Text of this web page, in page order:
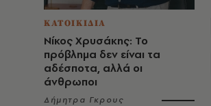
ΚΑΤΟΙΚΙΔΙΑ
Νίκος Χρυσάκης: Το
πρόβλημα δεν είναι τα
αδέσποτα, αλλά οι
άνθρωποι
Δήμητρα Γκρους